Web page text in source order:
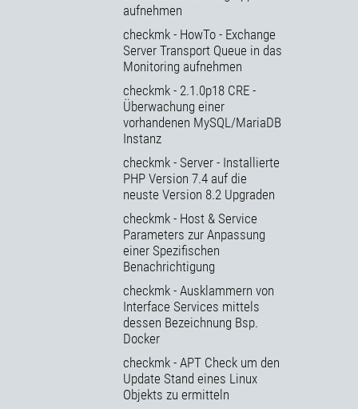
aufnehmen
checkmk - HowTo - Exchange
Server Transport Queue in das
Monitoring aufnehmen
checkmk - 2.1.0p18 CRE -
Überwachung einer
vorhandenen MySQL/MariaDB
Instanz
checkmk - Server - Installierte
PHP Version 7.4 auf die
neuste Version 8.2 Upgraden
checkmk - Host & Service
Parameters zur Anpassung
einer Spezifischen
Benachrichtigung
checkmk - Ausklammern von
Interface Services mittels
dessen Bezeichnung Bsp.
Docker
checkmk - APT Check um den
Update Stand eines Linux
Objekts zu ermitteln